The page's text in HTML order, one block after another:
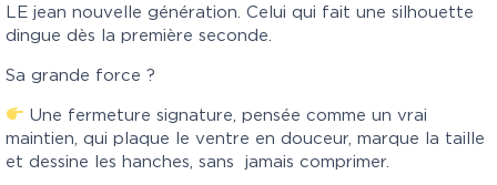
LE jean nouvelle génération. Celui qui fait une silhouette
dingue dès la première seconde.
Sa grande force ?
Une fermeture signature, pensée comme un vrai
maintien, qui plaque le ventre en douceur, marque la taille
et dessine les hanches, sans
jamais comprimer.